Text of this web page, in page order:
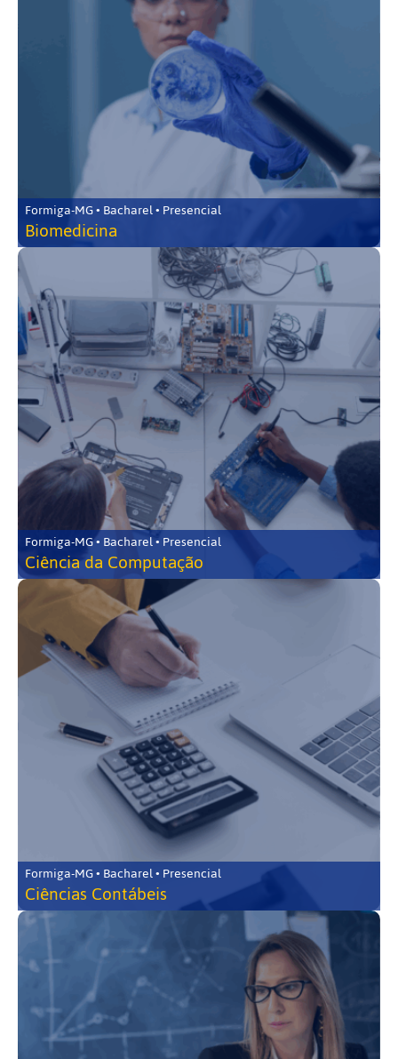
Formiga-MG • Bacharel • Presencial
Biomedicina
Formiga-MG • Bacharel • Presencial
Ciência da Computação
Formiga-MG • Bacharel • Presencial
Ciências Contábeis